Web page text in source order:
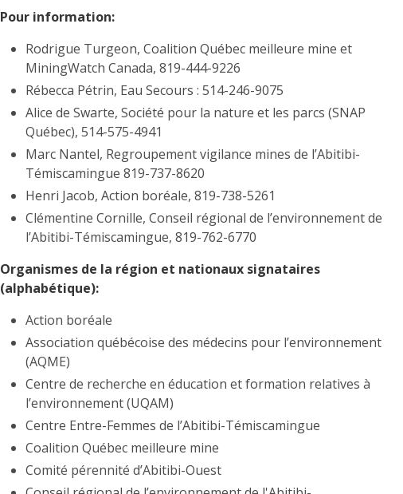
Pour information:
Rodrigue Turgeon, Coalition Québec meilleure mine et
MiningWatch Canada, 819-444-9226
Rébecca Pétrin, Eau Secours : 514-246-9075
Alice de Swarte, Société pour la nature et les parcs (SNAP
Québec), 514-575-4941
Marc Nantel, Regroupement vigilance mines de l’Abitibi-
Témiscamingue 819-737-8620
Henri Jacob, Action boréale, 819-738-5261
Clémentine Cornille, Conseil régional de l’environnement de
l’Abitibi-Témiscamingue, 819-762-6770
Organismes de la région et nationaux signataires
(alphabétique):
Action boréale
Association québécoise des médecins pour l’environnement
(AQME)
Centre de recherche en éducation et formation relatives à
l’environnement (UQAM)
Centre Entre-Femmes de l’Abitibi-Témiscamingue
Coalition Québec meilleure mine
Comité pérennité d’Abitibi-Ouest